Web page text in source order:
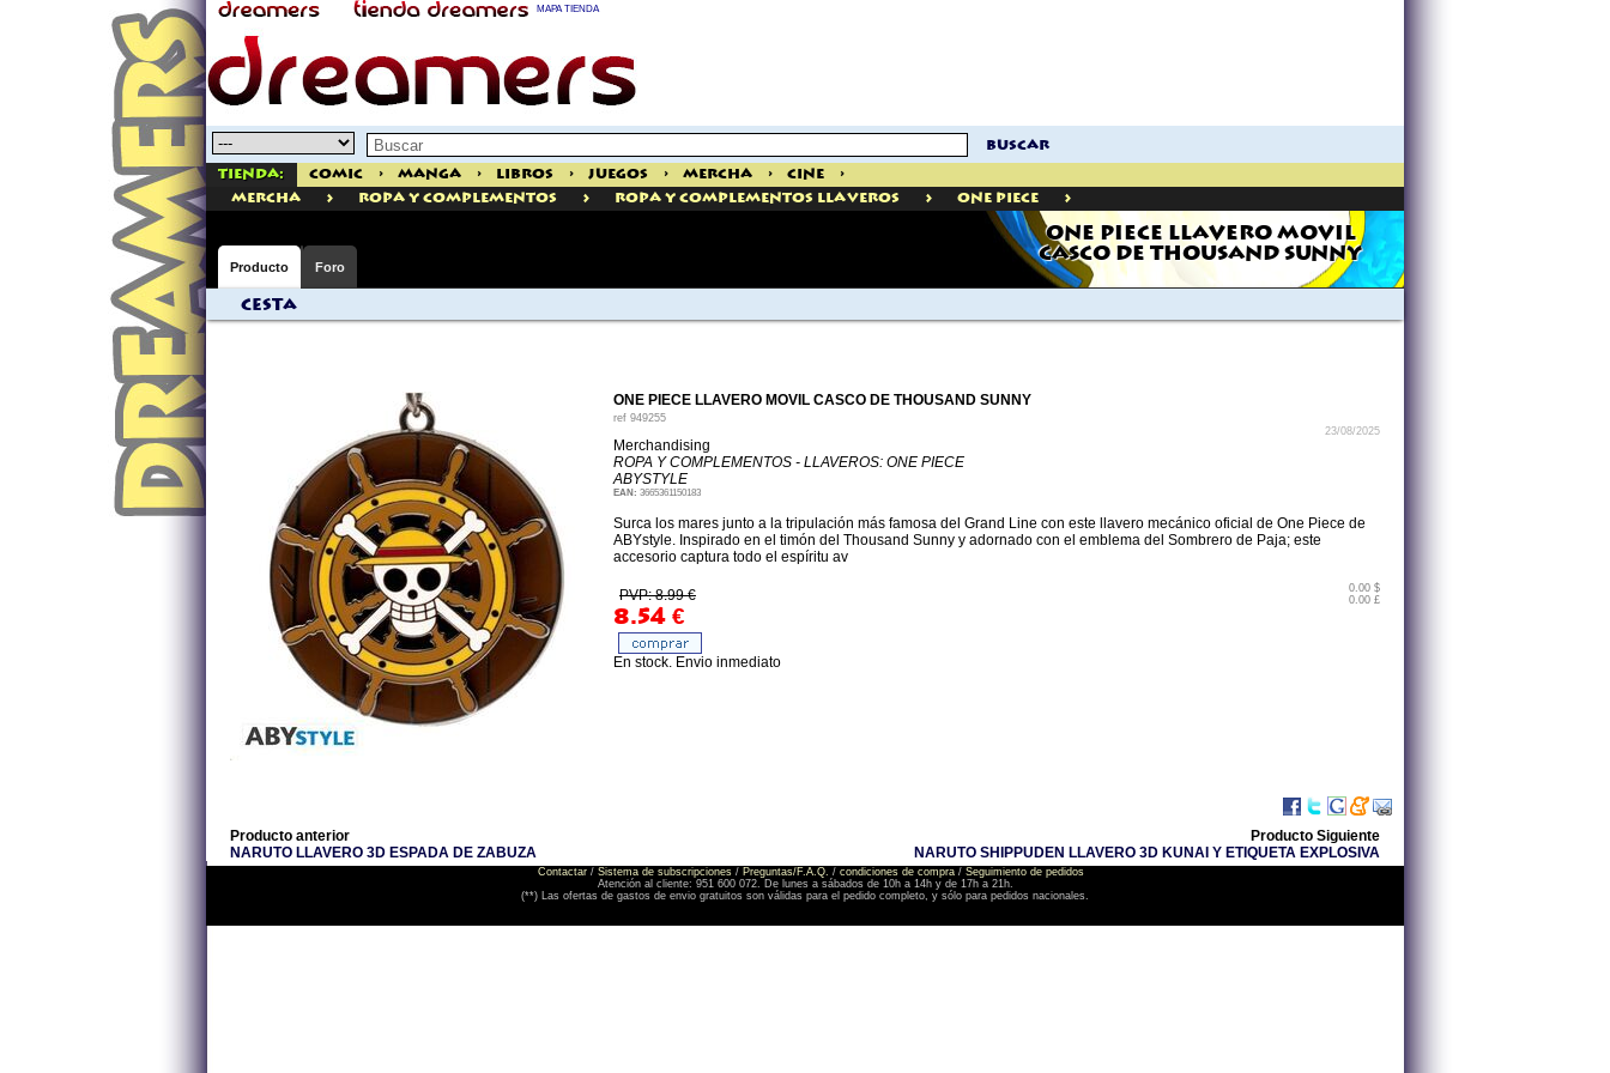
MAPA TIENDA
buscar
Tienda: Comic > Manga > Libros > Juegos > Mercha > Cine
>
mercha
> ROPA Y COMPLEMENTOS > Ropa Y Complementos Llaveros > One Piece >
ONE PIECE LLAVERO MOVIL
CASCO DE THOUSAND SUNNY
Producto Foro
Cesta
ONE PIECE LLAVERO MOVIL CASCO DE THOUSAND SUNNY
ref 949255
23/08/2025
Merchandising
ROPA Y COMPLEMENTOS - LLAVEROS: ONE PIECE
ABYSTYLE
EAN: 3665361150183
Surca los mares junto a la tripulación más famosa del Grand Line con este llavero mecánico oficial de One Piece de
ABYstyle. Inspirado en el timón del Thousand Sunny y adornado con el emblema del Sombrero de Paja; este
accesorio captura todo el espíritu av
PVP: 8.99 €
8.54 €
0.00 $
0.00 £
En stock. Envio inmediato
Producto anterior
NARUTO LLAVERO 3D ESPADA DE ZABUZA
Producto Siguiente
NARUTO SHIPPUDEN LLAVERO 3D KUNAI Y ETIQUETA EXPLOSIVA
Contactar / Sistema de subscripciones / Preguntas/F.A.Q. / condiciones de compra / Seguimiento de pedidos
Atención al cliente: 951 600 072. De lunes a sábados de 10h a 14h y de 17h a 21h.
(**) Las ofertas de gastos de envio gratuitos son válidas para el pedido completo, y sólo para pedidos nacionales.